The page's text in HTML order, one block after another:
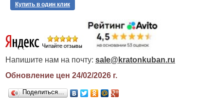
Купить в один клик
Напишите нам на почту: sale@kratonkuban.ru
Обновление цен 24/02/2026г.
Поделиться…